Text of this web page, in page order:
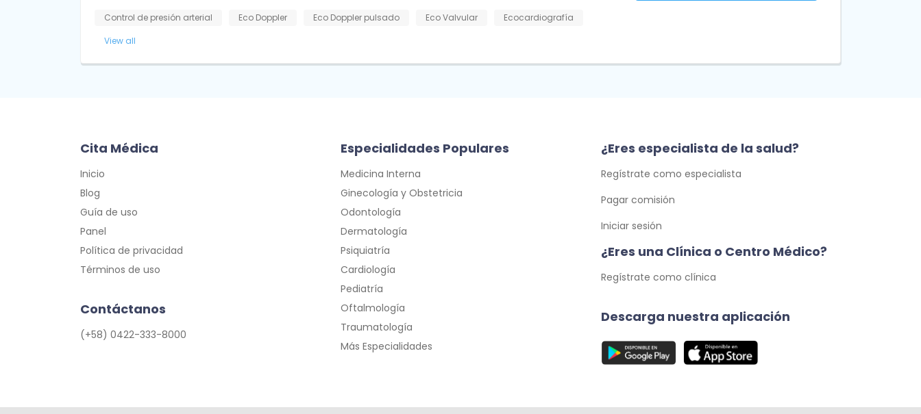
Control de presión arterial Eco Doppler Eco Doppler pulsado Eco Valvular
Ecocardiografía
View all
Cita Médica
Inicio
Blog
Guía de uso
Panel
Política de privacidad
Términos de uso
Contáctanos
(+58) 0422-333-8000
Especialidades Populares
Medicina Interna
Ginecología y Obstetricia
Odontología
Dermatología
Psiquiatría
Cardiología
Pediatría
Oftalmología
Traumatología
Más Especialidades
¿Eres especialista de la salud?
Regístrate como especialista
Pagar comisión
Iniciar sesión
¿Eres una Clínica o Centro Médico?
Regístrate como clínica
Descarga nuestra aplicación